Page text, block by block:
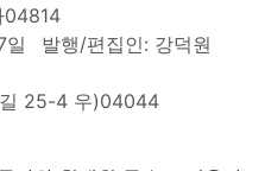
04814
일
발행/편집인: 강덕원
25-4 우)04044